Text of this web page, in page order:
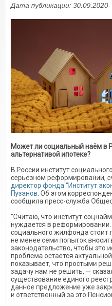
Дата публикации: 30.09.2020
Может ли социальный наём в
альтернативой ипотеке?
В России институт
серьезном реформировании,
директор фонда "Институт
Пузанов.Об этом
сообщила пресс-служба
"Считаю, что институт
нуждается в
социального жилфонда стоит
не менее семи попыток
законодательство, чтобы это
проблема остается
показывает, что простыми
задачу нам не решить, —
существование единого
данное предложение уже
и ответственный за это